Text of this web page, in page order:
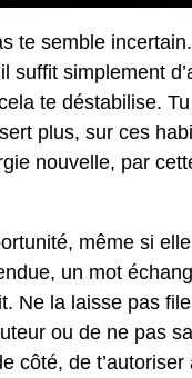
te semble
simplement
te déstabilise.
plus, sur ces
nouvelle, par
même si
un mot
Ne la laisse pas
ou de ne pas
côté, de